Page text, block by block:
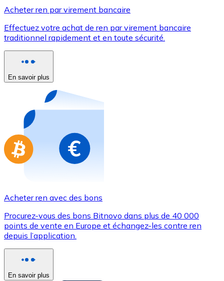
Utilisez les cartes Visa et Mastercard pour acheter
Acheter avec carte
Nouveau
Achetez des cartes-cadeaux de vos marques
Aller à la boutique de cartes-cadeaux
Acheter ren par virement bancaire
Effectuez votre achat de ren par virement bancaire
traditionnel rapidement et en toute sécurité.
En savoir plus
Acheter ren avec des bons
Procurez-vous des bons Bitnovo dans plus de 40 000
points de vente en Europe et échangez-les contre ren
depuis l’application.
En savoir plus